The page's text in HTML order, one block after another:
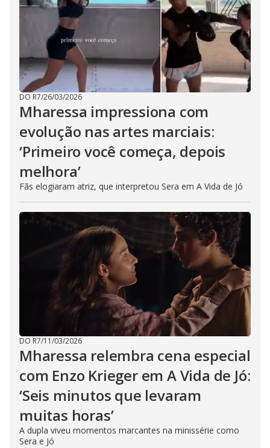
DO R7/26/03/2026
Mharessa impressiona com
evolução nas artes marciais:
‘Primeiro você começa, depois
melhora’
Fãs elogiaram atriz, que interpretou Sera em A Vida de Jó
DO R7/11/03/2026
Mharessa relembra cena especial
com Enzo Krieger em A Vida de Jó:
‘Seis minutos que levaram
muitas horas’
A dupla viveu momentos marcantes na minissérie como
Sera e Jó